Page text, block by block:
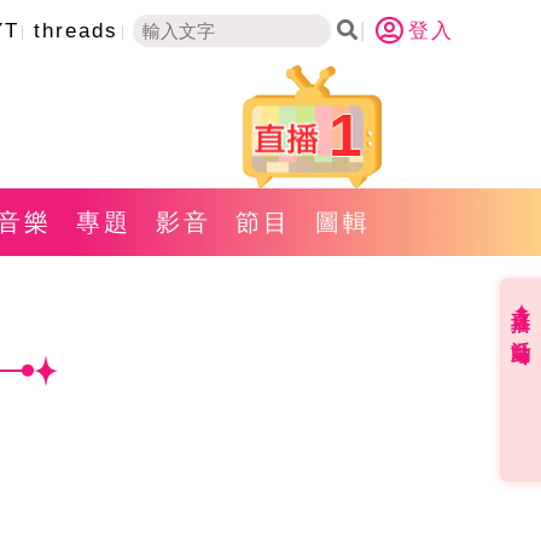
threads 登入
1
樂 專題 影音 節目 圖輯
直播✦活動